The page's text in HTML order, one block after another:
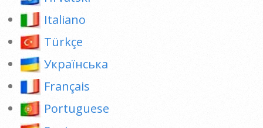
Italiano
Türkçe
Українська
Français
Portuguese